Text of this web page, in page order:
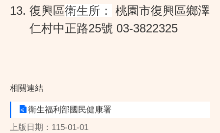
復興區衛生所：
桃園市復興區鄉澤
仁村中正路25號 03-3822325
相關連結
衛生福利部國民健康署
上版日期：115-01-01